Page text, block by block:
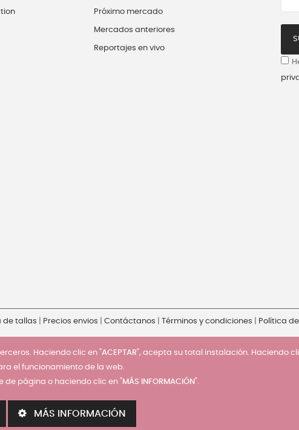
Próximo mercado
Mercados anteriores
Reportajes en vivo
de tallas Precios envios Contáctanos Términos y condiciones Política
Haciendo clic en "ACEPTAR", acepta su total instalación. Haciendo
el funcionamiento de la web.
de página o haciendo clic en "MÁS INFORMACIÓN".
MÁS INFORMACIÓN